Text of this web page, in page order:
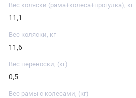
Вес коляски (рама+колеса+прогулка), кг
11,1
Вес коляски, кг
11,6
Вес переноски, (кг)
0,5
Вес рамы с колесами, (кг)